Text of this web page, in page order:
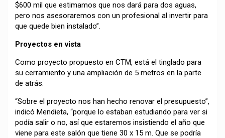
$600 mil que estimamos que nos dará para dos aguas,
pero nos asesoraremos con un profesional al invertir para
que quede bien instalado”.
Proyectos en vista
Como proyecto propuesto en CTM, está el tinglado para
su cerramiento y una ampliación de 5 metros en la parte
de atrás.
“Sobre el proyecto nos han hecho renovar el presupuesto”,
indicó Mendieta, “porque lo estaban estudiando para ver si
podía salir o no, así que estaremos insistiendo el año que
viene para este salón que tiene 30 x 15 m. Que se podría